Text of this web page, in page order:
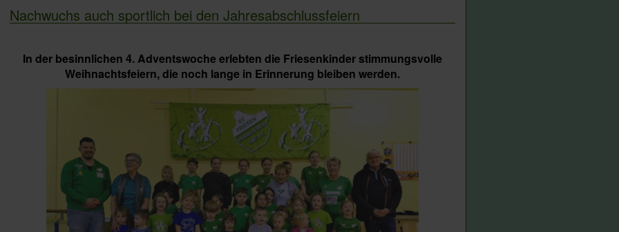
Nachwuchs auch sportlich bei den Jahresabschlussfeiern
In der besinnlichen 4. Adventswoche erlebten die Friesenkinder stimmungsvolle
Weihnachtsfeiern, die noch lange in Erinnerung bleiben werden.